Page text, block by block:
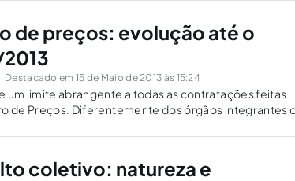
de preços: evolução até o
Destacado em 15 de Maio de 2013 às 15:24
um limite abrangente a todas as contratações feitas
de Preços. Diferentemente dos órgãos integrantes
coletivo: natureza e